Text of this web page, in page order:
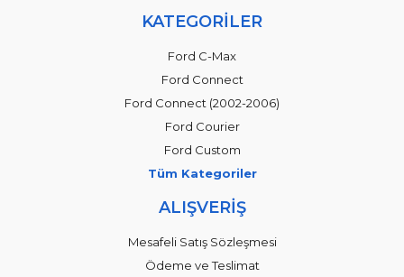
KATEGORİLER
Ford C-Max
Ford Connect
Ford Connect (2002-2006)
Ford Courier
Ford Custom
Tüm Kategoriler
ALIŞVERİŞ
Mesafeli Satış Sözleşmesi
Ödeme ve Teslimat